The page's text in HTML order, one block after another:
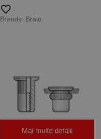
favorite_border
Brands: Bralo
Mai multe detalii